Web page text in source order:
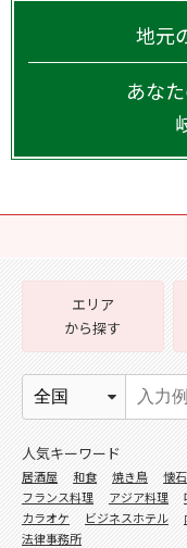
地元
あな
エリア
から探す
人気キーワード
居酒屋 和食 焼き鳥 懐
フランス料理
アジア料理
カラオケ
ビジネスホテル
法律事務所